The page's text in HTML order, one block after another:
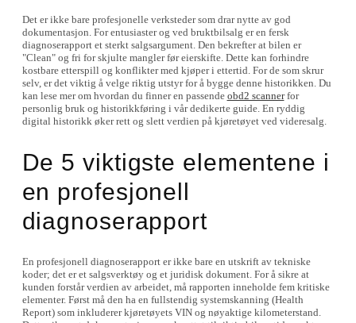
Det er ikke bare profesjonelle verksteder som drar nytte av god
dokumentasjon. For entusiaster og ved bruktbilsalg er en fersk
diagnoserapport et sterkt salgsargument. Den bekrefter at bilen er
"Clean" og fri for skjulte mangler før eierskifte. Dette kan forhindre
kostbare etterspill og konflikter med kjøper i ettertid. For de som skrur
selv, er det viktig å velge riktig utstyr for å bygge denne historikken. Du
kan lese mer om hvordan du finner en passende obd2 scannerfor
personlig bruk og historikkføring i vår dedikerte guide. En ryddig
digital historikk øker rett og slett verdien på kjøretøyet ved videresalg.
De 5 viktigste elementene i
en profesjonell
diagnoserapport
En profesjonell diagnoserapport er ikke bare en utskrift av tekniske
koder; det er et salgsverktøy og et juridisk dokument. For å sikre at
kunden forstår verdien av arbeidet, må rapporten inneholde fem kritiske
elementer. Først må den ha en fullstendig systemskanning (Health
Report) som inkluderer kjøretøyets VIN og nøyaktige kilometerstand.